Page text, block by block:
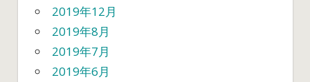
2019年12月
2019年8月
2019年7月
2019年6月